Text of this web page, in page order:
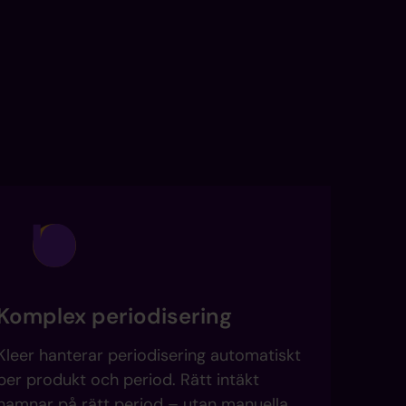
periodisering
hanterar periodisering automatiskt
produkt och period. Rätt intäkt